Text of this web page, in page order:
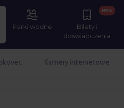
Parki wodne
Bilety i
doświadczenia
NEW
Kamery internetowe